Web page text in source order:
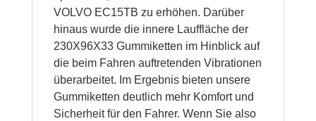
VOLVO EC15TB zu erhöhen. Darüber
hinaus wurde die innere Lauffläche der
230X96X33 Gummiketten im Hinblick auf
die beim Fahren auftretenden Vibrationen
überarbeitet. Im Ergebnis bieten unsere
Gummiketten deutlich mehr Komfort und
Sicherheit für den Fahrer. Wenn Sie also